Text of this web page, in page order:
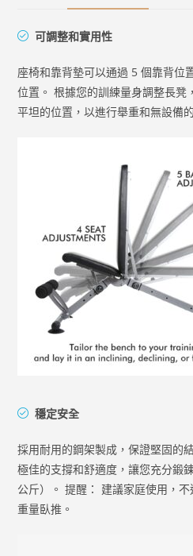
可調整和實用性
座椅和靠背墊可以通過 5 個靠背位
位置。 根據您的訓練量身調整長凳
平坦的位置，以進行舉重和無設備
穩定安全
採用耐用的鋼架製成，保證堅固的
極佳的支撐和舒適度，讓您充分鍛
公斤）。 提醒： 建議家庭使用，
重量臥推。